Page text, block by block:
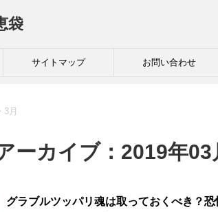
袋
サイトマップ お問い合わせ
3月
ーカイブ：2019年
グラブルツッパリ魂は取っておくべき？